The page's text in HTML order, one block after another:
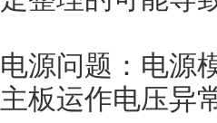
电源问题：电
主板运作电压异常